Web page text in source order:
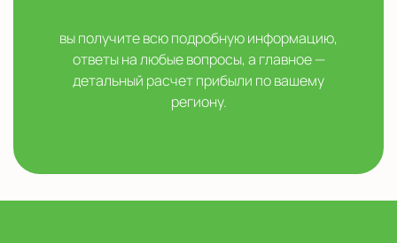
вы получите всю подробную информацию,
ответы на любые вопросы, а главное —
детальный расчет прибыли по вашему
региону.